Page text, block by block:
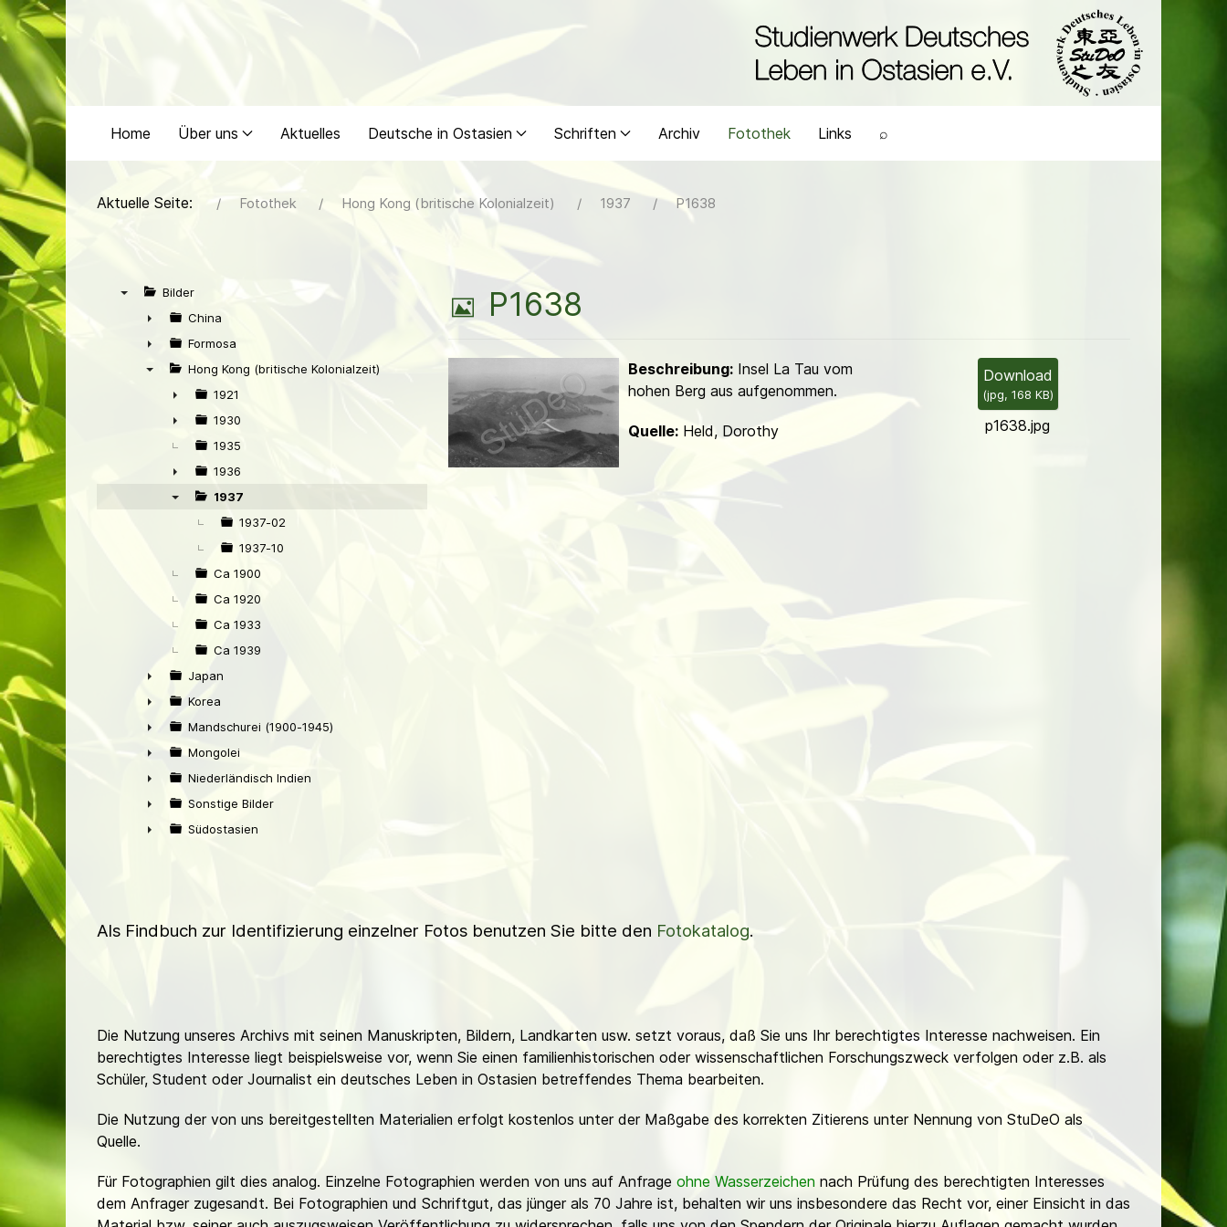
Home Über uns Aktuelles Deutsche in Ostasien Schriften Archiv Fotothek Links ⌕
Aktuelle Seite: Fotothek Hong Kong (britische Kolonialzeit) 1937 P1638
Bilder
►
China
►
Formosa
Hong Kong (britische Kolonialzeit)
►
1921
►
1930
1935
►
1936
1937
1937-02
1937-10
Ca 1900
Ca 1920
Ca 1933
Ca 1939
►
Japan
►
Korea
►
Mandschurei (1900-1945)
►
Mongolei
►
Niederländisch Indien
►
Sonstige Bilder
Südostasien
B
i
l
d
P1638
Download
(jpg, 168 KB)
p1638.jpg
Beschreibung:Insel La Tau vom
hohen Berg aus aufgenommen.
Quelle:Held, Dorothy
Als Findbuch zur Identifizierung einzelner Fotos benutzen Sie bitte den Fotokatalog.
Die Nutzung unseres Archivs mit seinen Manuskripten, Bildern, Landkarten usw. setzt voraus, daß Sie uns Ihr berechtigtes Interesse nachweisen. Ein
berechtigtes Interesse liegt beispielsweise vor, wenn Sie einen familienhistorischen oder wissenschaftlichen Forschungszweck verfolgen oder z.B. als
Schüler, Student oder Journalist ein deutsches Leben in Ostasien betreffendes Thema bearbeiten.
Die Nutzung der von uns bereitgestellten Materialien erfolgt kostenlos unter der Maßgabe des korrekten Zitierens unter Nennung von StuDeO als
Quelle.
Für Fotographien gilt dies analog. Einzelne Fotographien werden von uns auf Anfrage ohne Wasserzeichen nach Prüfung des berechtigten Interesses
dem Anfrager zugesandt. Bei Fotographien und Schriftgut, das jünger als 70 Jahre ist, behalten wir uns insbesondere das Recht vor, einer Einsicht in das